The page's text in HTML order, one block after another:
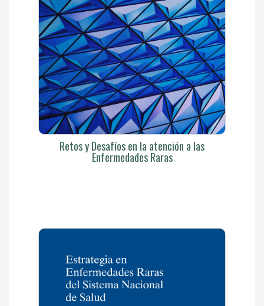
Retos y Desafíos en la atención a las
Enfermedades Raras